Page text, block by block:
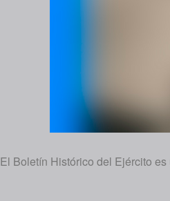
El Boletín Histórico del Ejército